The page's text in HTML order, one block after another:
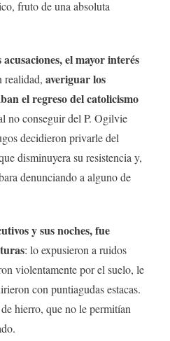
fruto de una absoluta
el mayor interés
realidad, averiguar los
el regreso del catolicismo
no conseguir del P. Ogilvie
decidieron privarle del
disminuyera su resistencia y,
denunciando a alguno de
y sus noches, fue
: lo expusieron a ruidos
violentamente por el suelo, le
con puntiagudas estacas.
hierro, que no le permitían